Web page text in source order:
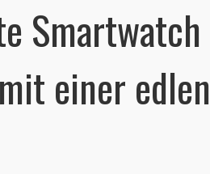
Smartwatch
einer edlen